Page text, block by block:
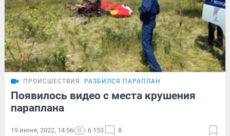
ПРОИСШЕСТВИЯ РАЗБИЛСЯ ПАРАПЛАН
Появилось видео с места крушения
параплана
19 июня, 2022, 14:56 6 153 8